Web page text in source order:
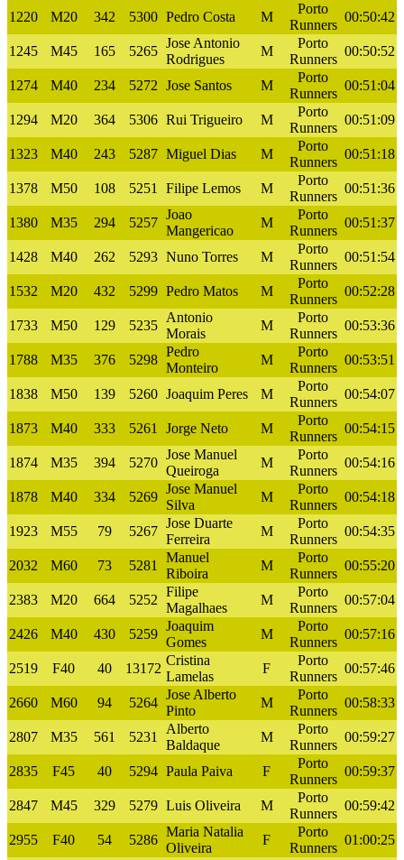
1220 M20 342 5300 Pedro Costa M
Porto
Runners
00:50:42
1245 M45 165 5265
Jose Antonio
Rodrigues
M
Porto
Runners
00:50:52
1274 M40 234 5272 Jose Santos M
Porto
Runners
00:51:04
1294 M20 364 5306 Rui Trigueiro M
Porto
Runners
00:51:09
1323 M40 243 5287 Miguel Dias M
Porto
Runners
00:51:18
1378 M50 108 5251 Filipe Lemos M
Porto
Runners
00:51:36
1380 M35 294 5257
Joao
Mangericao
M
Porto
Runners
00:51:37
1428 M40 262 5293 Nuno Torres M
Porto
Runners
00:51:54
1532 M20 432 5299 Pedro Matos M
Porto
Runners
00:52:28
1733 M50 129 5235
Antonio
Morais
M
Porto
Runners
00:53:36
1788 M35 376 5298
Pedro
Monteiro
M
Porto
Runners
00:53:51
1838 M50 139 5260 Joaquim Peres M
Porto
Runners
00:54:07
1873 M40 333 5261 Jorge Neto M
Porto
Runners
00:54:15
1874 M35 394 5270
Jose Manuel
Queiroga
M
Porto
Runners
00:54:16
1878 M40 334 5269
Jose Manuel
Silva
M
Porto
Runners
00:54:18
1923 M55 79 5267
Jose Duarte
Ferreira
M
Porto
Runners
00:54:35
2032 M60 73 5281
Manuel
Riboira
M
Porto
Runners
00:55:20
2383 M20 664 5252
Filipe
Magalhaes
M
Porto
Runners
00:57:04
2426 M40 430 5259
Joaquim
Gomes
M
Porto
Runners
00:57:16
2519 F40 40 13172
Cristina
Lamelas
F
Porto
Runners
00:57:46
2660 M60 94 5264
Jose Alberto
Pinto
M
Porto
Runners
00:58:33
2807 M35 561 5231
Alberto
Baldaque
M
Porto
Runners
00:59:27
2835 F45 40 5294 Paula Paiva F
Porto
Runners
00:59:37
2847 M45 329 5279 Luis Oliveira M
Porto
Runners
00:59:42
2955 F40 54 5286
Maria Natalia
Oliveira
F
Porto
Runners
01:00:25